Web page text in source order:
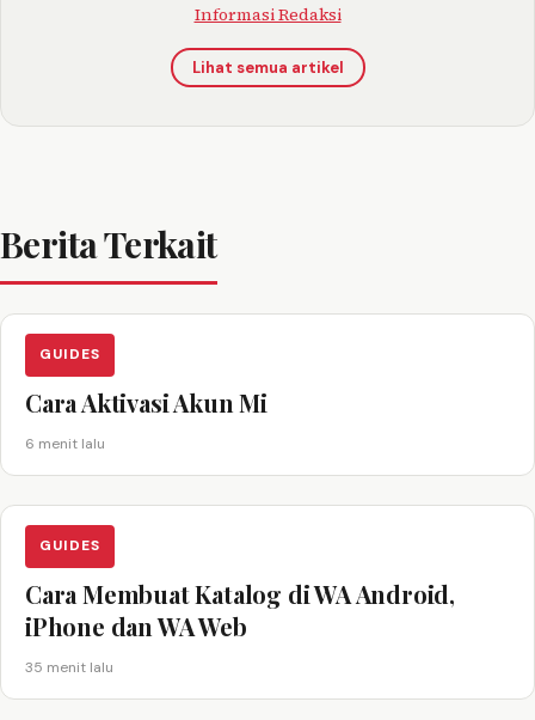
Informasi Redaksi
Lihat semua artikel
Berita Terkait
GUIDES
Cara Aktivasi Akun Mi
6 menit lalu
GUIDES
Cara Membuat Katalog di WA Android,
iPhone dan WA Web
35 menit lalu